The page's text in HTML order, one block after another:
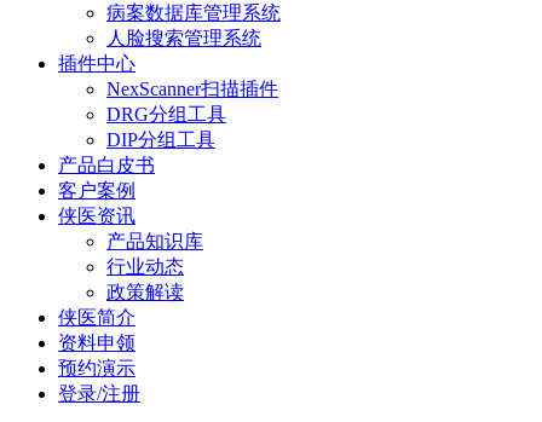
病案数据库管理系统
人脸搜索管理系统
插件中心
NexScanner扫描插件
DRG分组工具
DIP分组工具
产品白皮书
客户案例
侠医资讯
产品知识库
行业动态
政策解读
侠医简介
资料申领
预约演示
登录/注册